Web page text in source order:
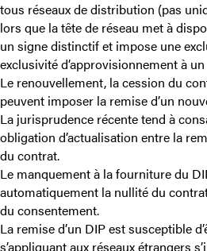
tous réseaux de distribution (pas
lors que la tête de réseau met à
un signe distinctif et impose une
exclusivité d’approvisionnement à
Le renouvellement, la cession du
peuvent imposer la remise d’un
La jurisprudence récente tend à
obligation d’actualisation entre la
du contrat.
Le manquement à la fourniture du
automatiquement la nullité du
du consentement.
La remise d’un DIP est susceptible
s’appliquant aux réseaux étrangers